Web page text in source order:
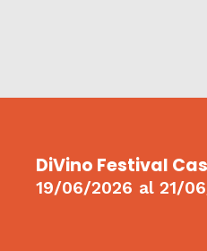
DiVino Festival
19/06/2026 al 21/